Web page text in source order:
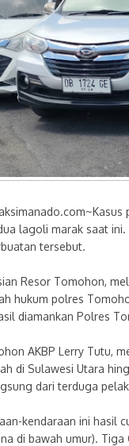
lagoli marak saat
tersebut.
Resor Tomohon,
hukum polres
diamankan Polres
AKBP Lerry Tutu,
di Sulawesi Utara
dari terduga
kendaraan ini hasil
di bawah umur).